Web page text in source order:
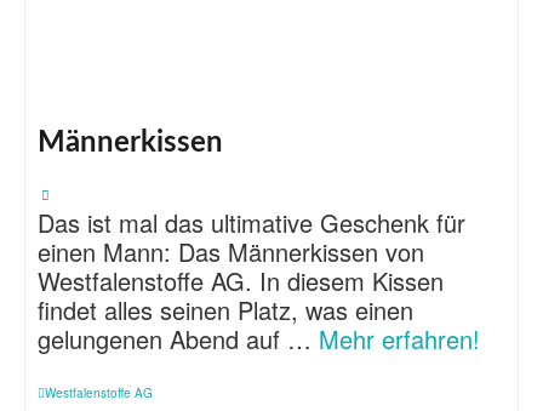
Männerkissen
Das ist mal das ultimative Geschenk für
einen Mann: Das Männerkissen von
Westfalenstoffe AG. In diesem Kissen
findet alles seinen Platz, was einen
gelungenen Abend auf … Mehr erfahren!
Westfalenstoffe AG